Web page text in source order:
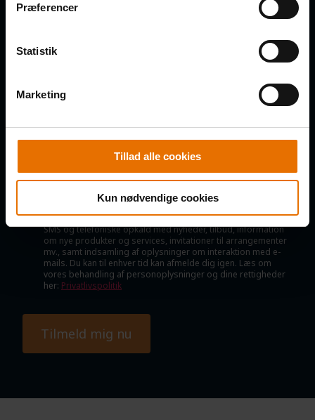
Præferencer
Statistik
Marketing
Tillad alle cookies
Kun nødvendige cookies
Jeg samtykker til, at B2B Klubben må kontakte mig via e-mail,
SMS og telefoniske opkald med nyheder, tilbud, information
om nye produkter og services, invitationer til arrangementer
mv., samt indsamling af oplysninger om interaktion med e-
mails. Du kan til enhver tid kan afmelde dig igen. Læs om
vores behandling af personoplysninger og dine rettigheder
her: Privatlivspolitik
Tilmeld mig nu